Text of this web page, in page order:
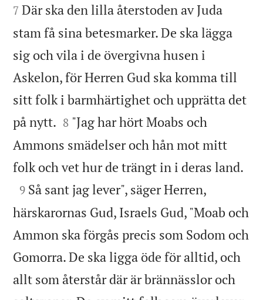
7 Där ska den lilla återstoden av Juda
stam få sina betesmarker. De ska lägga
sig och vila i de övergivna husen i
Askelon, för Herren Gud ska komma till
sitt folk i barmhärtighet och upprätta det
på nytt. 

8 "Jag har hört Moabs och
Ammons smädelser och hån mot mitt
folk och vet hur de trängt in i deras land.

9 Så sant jag lever", säger Herren,
härskarornas Gud, Israels Gud, "Moab och
Ammon ska förgås precis som Sodom och
Gomorra. De ska ligga öde för alltid, och
allt som återstår där är brännässlor och